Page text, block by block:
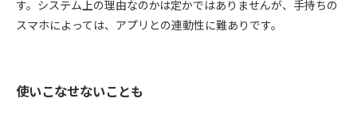
す。システム上の理由なのかは定かではありませんが、手持ちの
スマホによっては、アプリとの連動性に難ありです。
使いこなせないことも